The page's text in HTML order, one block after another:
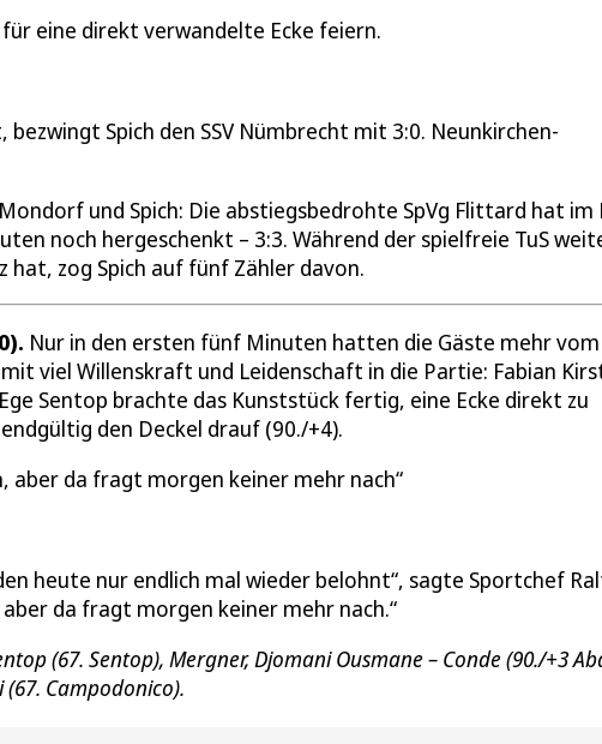
für eine direkt verwandelte Ecke feiern.
Spich den SSV Nümbrecht mit 3:0. Neunkirchen-
und Spich: Die abstiegsbedrohte SpVg Flittard hat im
noch hergeschenkt – 3:3. Während der spielfreie TuS
zog Spich auf fünf Zähler davon.
Nur in den ersten fünf Minuten hatten die Gäste mehr vom
viel Willenskraft und Leidenschaft in die Partie: Fabian
Sentop brachte das Kunststück fertig, eine Ecke direkt zu
den Deckel drauf (90./+4).
aber da fragt morgen keiner mehr nach
heute nur endlich mal wieder belohnt“, sagte Sportchef
da fragt morgen keiner mehr nach.“
(67. Sentop), Mergner, Djomani Ousmane – Conde (90./+3
Campodonico).